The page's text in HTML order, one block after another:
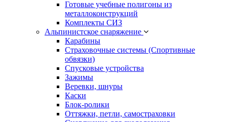
Готовые учебные полигоны из
металлоконструкций
Комплекты СИЗ
Альпинистское снаряжение
Карабины
Страховочные системы (Спортивные
обвязки)
Спусковые устройства
Зажимы
Веревки, шнуры
Каски
Блок-ролики
Оттяжки, петли, самостраховки